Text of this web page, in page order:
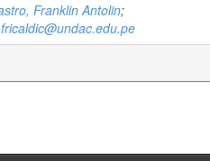
Franklin Antolin;
fricaldic@undac.edu.pe